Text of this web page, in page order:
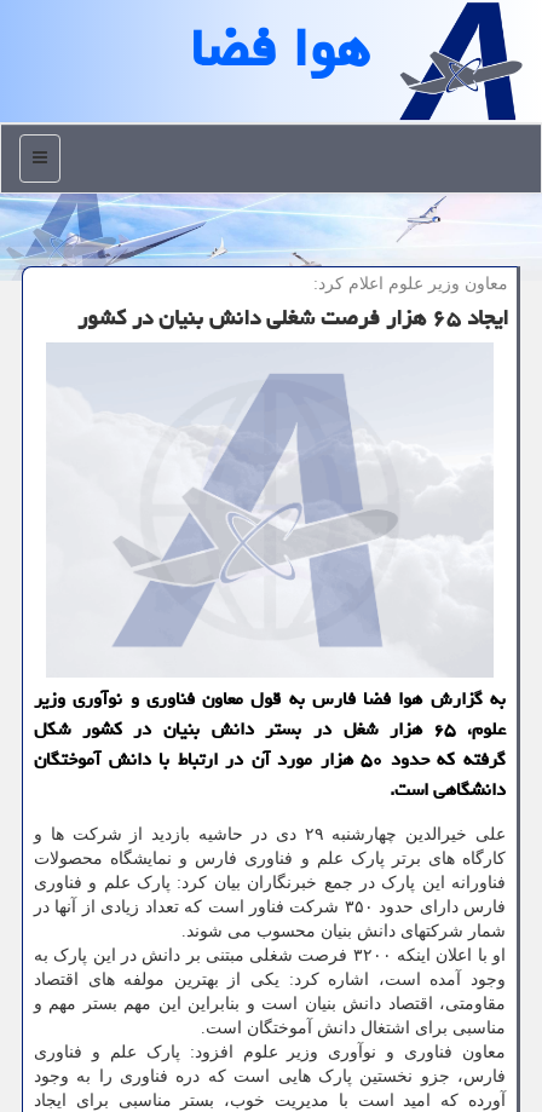
هوا فضا
منو
معاون وزیر علوم اعلام كرد:
ایجاد ۶۵ هزار فرصت شغلی دانش بنیان در کشور
به گزارش هوا فضا فارس به قول معاون فناوری و نوآوری وزیر
علوم، ۶۵ هزار شغل در بستر دانش بنیان در کشور شکل
گرفته که حدود ۵۰ هزار مورد آن در ارتباط با دانش آموختگان
دانشگاهی است.
علی خیرالدین چهارشنبه ۲۹ دی در حاشیه بازدید از شرکت ها و
کارگاه های برتر پارک علم و فناوری فارس و نمایشگاه محصولات
فناورانه این پارک در جمع خبرنگاران بیان کرد: پارک علم و فناوری
فارس دارای حدود ۳۵۰ شرکت فناور است که تعداد زیادی از آنها در
شمار شرکتهای دانش بنیان محسوب می شوند.
او با اعلان اینکه ۳۲۰۰ فرصت شغلی مبتنی بر دانش در این پارک به
وجود آمده است، اشاره کرد: یکی از بهترین مولفه های اقتصاد
مقاومتی، اقتصاد دانش بنیان است و بنابراین این مهم بستر مهم و
مناسبی برای اشتغال دانش آموختگان است.
معاون فناوری و نوآوری وزیر علوم افزود: پارک علم و فناوری
فارس، جزو نخستین پارک هایی است که دره فناوری را به وجود
آورده که امید است با مدیریت خوب، بستر مناسبی برای ایجاد